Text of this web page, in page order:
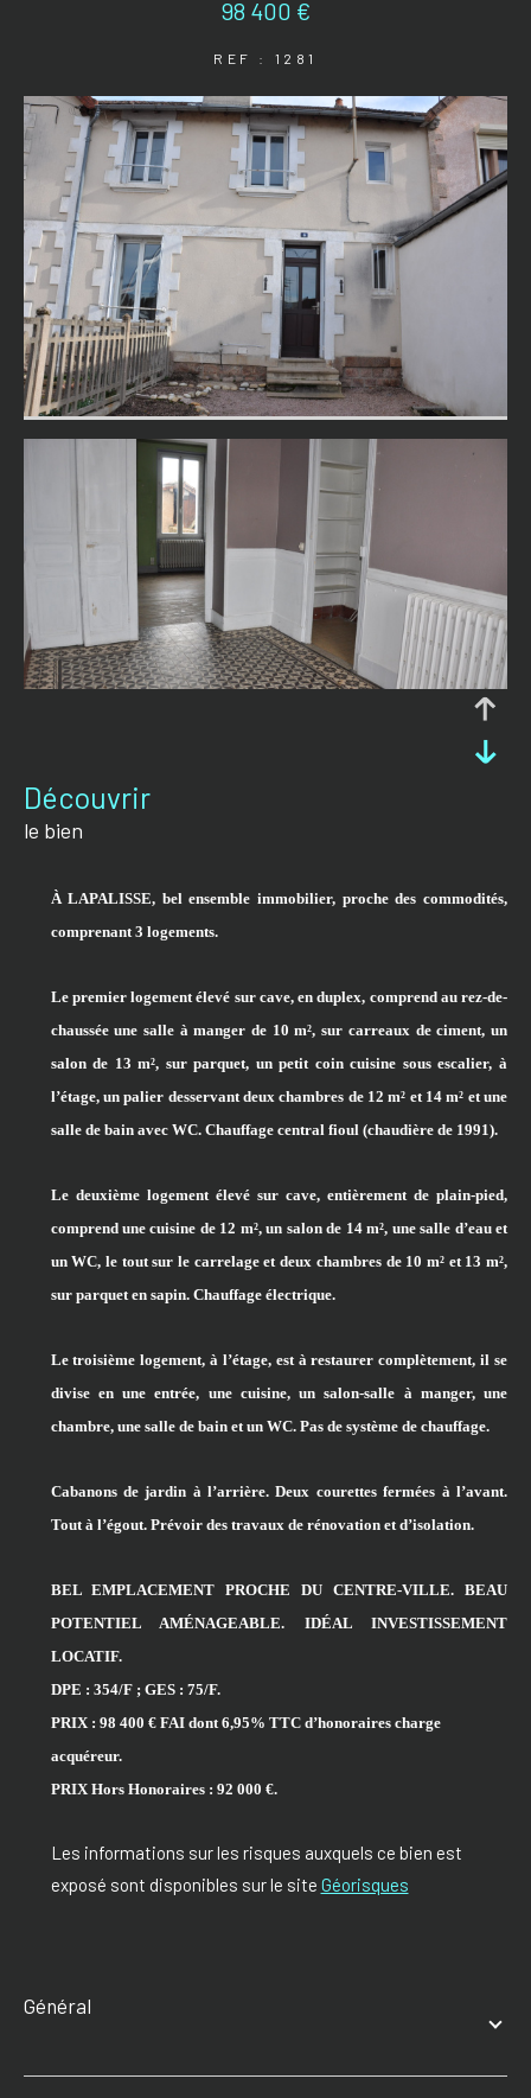
98 400 €
REF : 1281
découvrir
le bien
À LAPALISSE, bel ensemble immobilier, proche des commodités,
comprenant 3 logements.
Le premier logement élevé sur cave, en duplex, comprend au rez-de-
chaussée une salle à manger de 10 m², sur carreaux de ciment, un
salon de 13 m², sur parquet, un petit coin cuisine sous escalier, à
l’étage, un palier desservant deux chambres de 12 m² et 14 m² et une
salle de bain avec WC. Chauffage central fioul (chaudière de 1991).
Le deuxième logement élevé sur cave, entièrement de plain-pied,
comprend une cuisine de 12 m², un salon de 14 m², une salle d’eau et
un WC, le tout sur le carrelage et deux chambres de 10 m² et 13 m²,
sur parquet en sapin. Chauffage électrique.
Le troisième logement, à l’étage, est à restaurer complètement, il se
divise en une entrée, une cuisine, un salon-salle à manger, une
chambre, une salle de bain et un WC. Pas de système de chauffage.
Cabanons de jardin à l’arrière. Deux courettes fermées à l’avant.
Tout à l’égout. Prévoir des travaux de rénovation et d’isolation.
BEL EMPLACEMENT PROCHE DU CENTRE-VILLE. BEAU
POTENTIEL AMÉNAGEABLE. IDÉAL INVESTISSEMENT
LOCATIF.
DPE : 354/F ; GES : 75/F.
PRIX : 98 400 € FAI dont 6,95% TTC d’honoraires charge
acquéreur.
PRIX Hors Honoraires : 92 000 €.
Les informations sur les risques auxquels ce bien est
exposé sont disponibles sur le site Géorisques
général